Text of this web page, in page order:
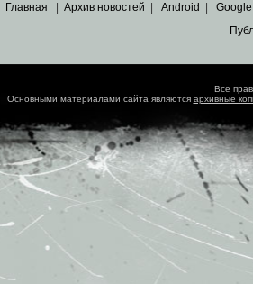
Главная Архив новостей Android Google
Все
Основными материалами сайта являются архивные